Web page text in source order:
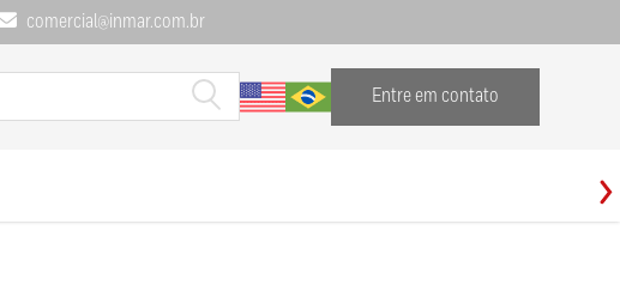
comercial@inmar.com.br
Entre em contato